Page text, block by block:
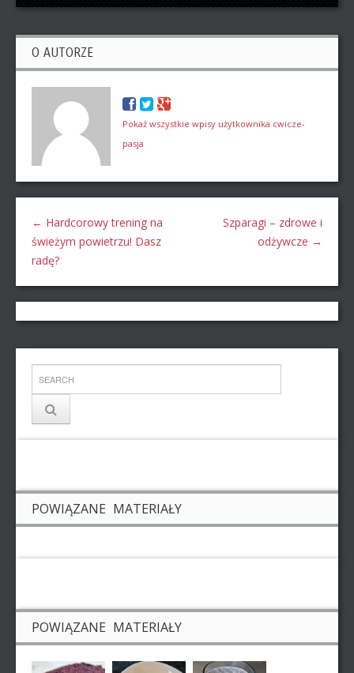
O AUTORZE
Pokaż wszystkie wpisy użytkownika cwicze-
pasja
← Hardcorowy trening na
świeżym powietrzu! Dasz
radę?
Szparagi – zdrowe i
odżywcze →
POWIĄZANE MATERIAŁY
POWIĄZANE MATERIAŁY